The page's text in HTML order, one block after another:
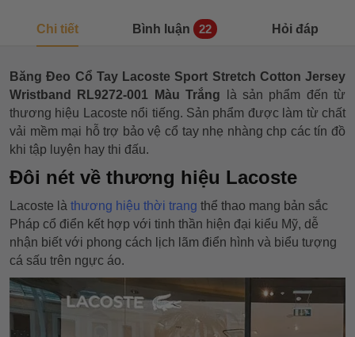
Chi tiết Bình luận 22 Hỏi đáp
Băng Đeo Cổ Tay Lacoste Sport Stretch Cotton Jersey
Wristband RL9272-001 Màu Trắng là sản phẩm đến từ
thương hiệu Lacoste nổi tiếng. Sản phẩm được làm từ chất
vải mềm mại hỗ trợ bảo vệ cổ tay nhẹ nhàng chp các tín đồ
khi tập luyện hay thi đấu.
Đôi nét về thương hiệu Lacoste
Lacoste là thương hiệu thời trang thể thao mang bản sắc
Pháp cổ điển kết hợp với tinh thần hiện đại kiểu Mỹ, dễ
nhận biết với phong cách lịch lãm điển hình và biểu tượng
cá sấu trên ngực áo.